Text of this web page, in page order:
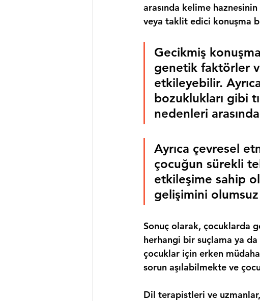
arasında kelime
veya taklit edici konuşma
Gecikmiş
genetik faktörler
etkileyebilir.
bozuklukları gibi
nedenleri
Ayrıca çevresel
çocuğun sürekli
etkileşime sahip
gelişimini
Sonuç olarak, çocuklarda
herhangi bir suçlama ya da
çocuklar için erken
sorun aşılabilmekte ve
Dil terapistleri ve